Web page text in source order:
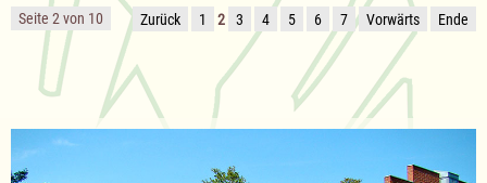
Seite 2 von 10 Zurück 1 2 3 4 5 6 7 Vorwärts Ende